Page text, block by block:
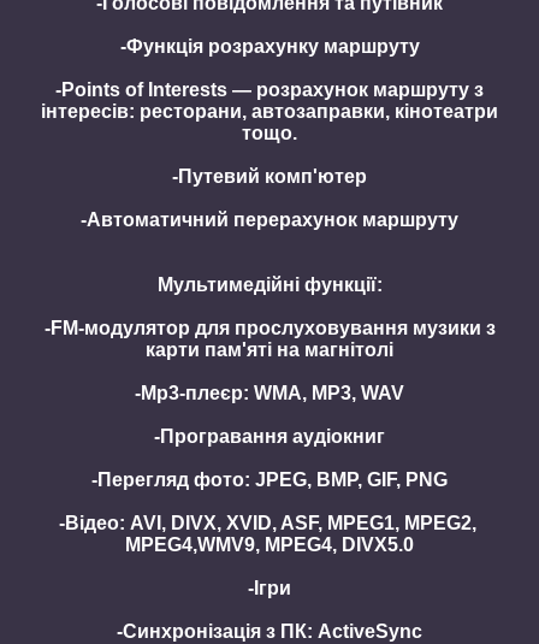
-Функція розрахунку маршруту
-Points of Interests — розрахунок маршруту з
інтересів: ресторани, автозаправки, кінотеатри
тощо.
-Путевий комп'ютер
-Автоматичний перерахунок маршруту
Мультимедійні функції:
-FM-модулятор для прослуховування музики з
карти пам'яті на магнітолі
-Mp3-плеєр: WMA, MP3, WAV
-Програвання аудіокниг
-Перегляд фото: JPEG, BMP, GIF, PNG
-Відео: AVI, DIVX, XVID, ASF, MPEG1, MPEG2,
MPEG4,WMV9, MPEG4, DIVX5.0
-Ігри
-Синхронізація з ПК: ActiveSync